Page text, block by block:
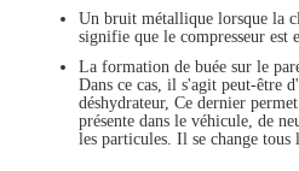
Un bruit métallique lorsque la
signifie que le compresseur est
La formation de buée sur le
Dans ce cas, il s'agit peut-être
déshydrateur, Ce dernier
présente dans le véhicule, de
les particules. Il se change tous